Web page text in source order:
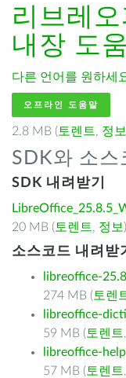
리브레
내장 도
다른 언어를 원하세
오프라인 도움말
2.8 MB ( 토렌트, 정보
SDK와 소스
SDK 내려받기
20 MB ( 토렌트, 정보 )
소스코드 내려받
libreoffice-
274 MB ( 토렌
libreoffice-
59 MB ( 토렌트,
libreoffice-
57 MB ( 토렌트,